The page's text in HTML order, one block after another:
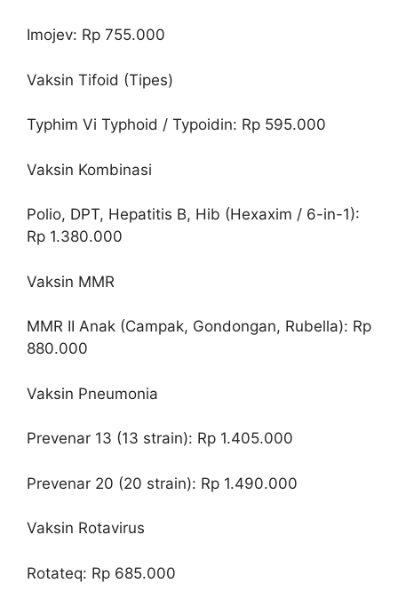
Imojev: Rp 755.000
Vaksin Tifoid (Tipes)
Typhim Vi Typhoid / Typoidin: Rp 595.000
Vaksin Kombinasi
Polio, DPT, Hepatitis B, Hib (Hexaxim / 6-in-1):
Rp 1.380.000
Vaksin MMR
MMR II Anak (Campak, Gondongan, Rubella): Rp
880.000
Vaksin Pneumonia
Prevenar 13 (13 strain): Rp 1.405.000
Prevenar 20 (20 strain): Rp 1.490.000
Vaksin Rotavirus
Rotateq: Rp 685.000